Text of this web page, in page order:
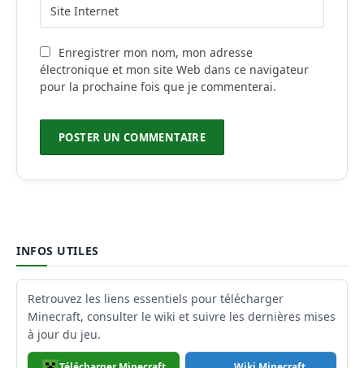
Enregistrer mon nom, mon adresse
électronique et mon site Web dans ce navigateur
pour la prochaine fois que je commenterai.
INFOS UTILES
Retrouvez les liens essentiels pour télécharger
Minecraft, consulter le wiki et suivre les dernières mises
à jour du jeu.